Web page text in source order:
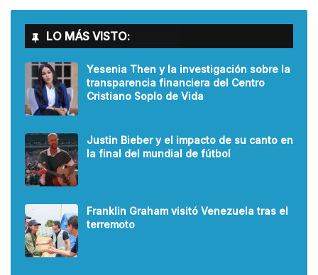
LO MÁS VISTO:
Yesenia Then y la investigación sobre la
transparencia financiera del Centro
Cristiano Soplo de Vida
Justin Bieber y el impacto de su canto en
la final del mundial de fútbol
Franklin Graham visitó Venezuela tras el
terremoto